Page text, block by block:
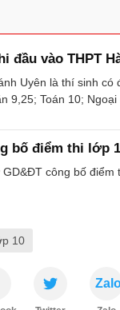
đầu vào THPT
Uyên là thí sinh
9,25; Toán 10; Ngoại
bố điểm thi lớp
công bố
10